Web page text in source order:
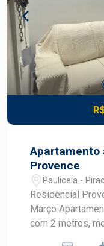
Apartamento
Provence
Pauliceia -
Residencial
Março Apartamento 2 dormitórios, Sala Painel
com 2 metros,